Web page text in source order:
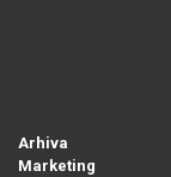
Arhiva
Marketing